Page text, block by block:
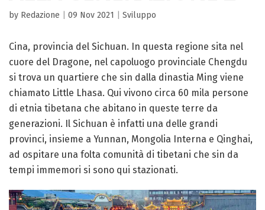
by Redazione 09 Nov 2021 Sviluppo
Cina, provincia del Sichuan. In questa regione sita nel
cuore del Dragone, nel capoluogo provinciale Chengdu
si trova un quartiere che sin dalla dinastia Ming viene
chiamato Little Lhasa. Qui vivono circa 60 mila persone
di etnia tibetana che abitano in queste terre da
generazioni. Il Sichuan è infatti una delle grandi
provinci, insieme a Yunnan, Mongolia Interna e Qinghai,
ad ospitare una folta comunità di tibetani che sin da
tempi immemori si sono qui stazionati.